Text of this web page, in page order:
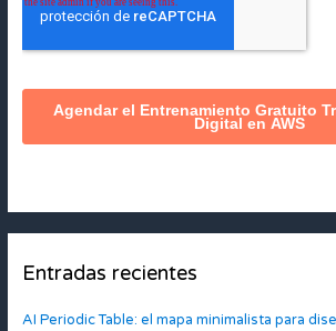
Entradas recientes
AI Periodic Table: el mapa minimalista para